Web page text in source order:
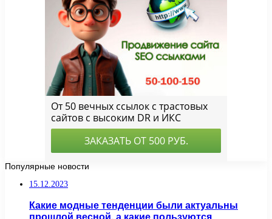
Популярные новости
15.12.2023
Какие модные тенденции были актуальны
прошлой весной, а какие пользуются